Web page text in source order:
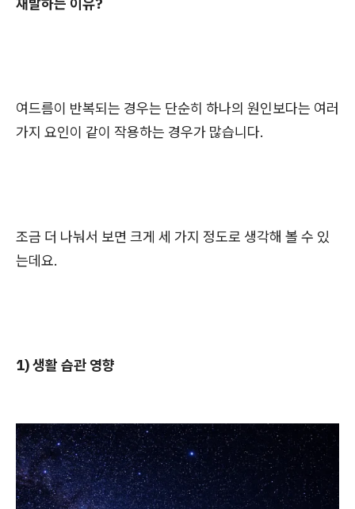
재발하는 이유?
여드름이 반복되는 경우는 단순히 하나의 원인보다는 여러
가지 요인이 같이 작용하는 경우가 많습니다.
조금 더 나눠서 보면 크게 세 가지 정도로 생각해 볼 수 있
는데요.
1) 생활 습관 영향